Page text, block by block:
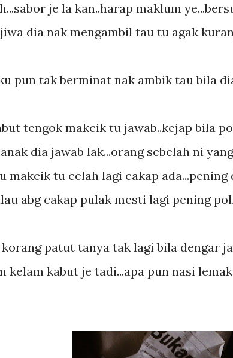
je la kan..harap maklum
dia nak mengambil tau tu agak
pun tak berminat nak ambik tau bila
tengok makcik tu jawab..kejap bila
dia jawab lak...orang sebelah ni
makcik tu celah lagi cakap
abg cakap pulak mesti lagi pening
patut tanya tak lagi bila dengar
kelam kabut je tadi...apa pun nasi